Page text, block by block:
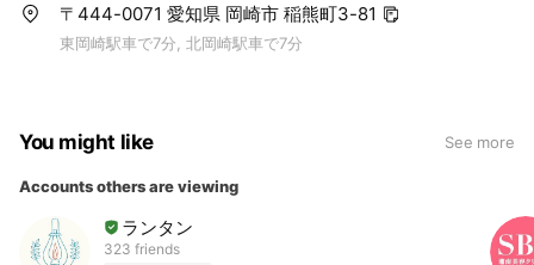
〒444-0071 愛知県 岡崎市 稲熊町3-81
東岡崎駅車で7分, 北岡崎駅車で7分
You might like See more
Accounts others are viewing
ランタン
323 friends